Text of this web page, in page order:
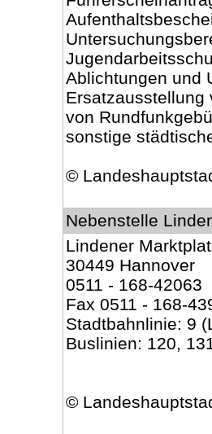
Ablichtungen und
Ersatzausstellung
von
sonstige
©
Nebenstelle
Lindener
30449 Hannover
0511 - 168-42063
Fax 0511 - 168-
Stadtbahnlinie: 9
Buslinien: 120,
©